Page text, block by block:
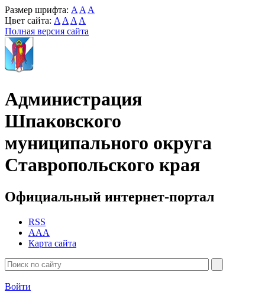
Размер шрифта: A A A
Цвет сайта: A A A A
Полная версия сайта
Администрация
Шпаковского
муниципального округа
Ставропольского края
Официальный интернет-портал
RSS
AAA
Карта сайта
Войти